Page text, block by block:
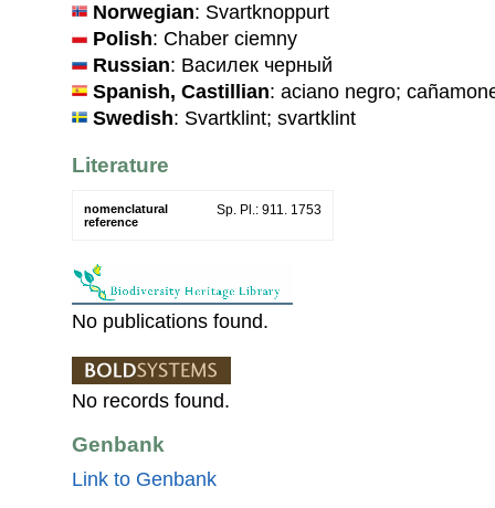
Norwegian: Svartknoppurt
Polish: Chaber ciemny
Russian: Василек черный
Spanish, Castillian: aciano negro;
Swedish: Svartklint; svartklint
Literature
nomenclatural
reference
Sp. Pl.: 911. 1753
No publications found.
No records found.
Genbank
Link to Genbank